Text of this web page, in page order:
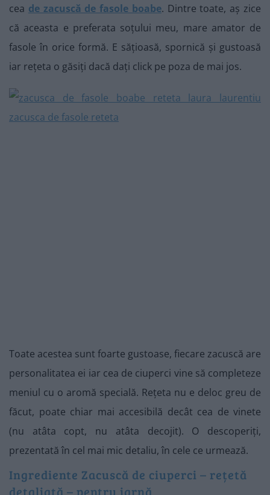
cea de zacuscă de fasole boabe. Dintre toate, aș zice
că aceasta e preferata soțului meu, mare amator de
fasole în orice formă. E sățioasă, spornică și gustoasă
iar rețeta o găsiți dacă dați click pe poza de mai jos.
Toate acestea sunt foarte gustoase, fiecare zacuscă are
personalitatea ei iar cea de ciuperci vine să completeze
meniul cu o aromă specială. Rețeta nu e deloc greu de
făcut, poate chiar mai accesibilă decât cea de vinete
(nu atâta copt, nu atâta decojit). O descoperiți,
prezentată în cel mai mic detaliu, în cele ce urmează.
Ingrediente Zacuscă de ciuperci – rețetă
detaliată – pentru iarnă